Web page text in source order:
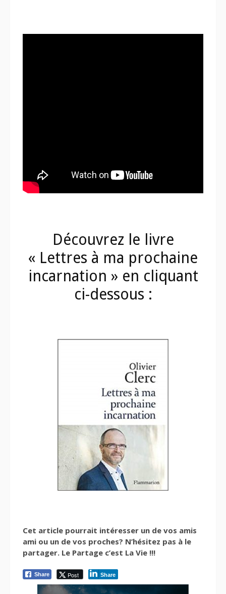
Découvrez le livre
« Lettres à ma prochaine
incarnation » en cliquant
ci-dessous :
Cet article pourrait intéresser un de vos amis
ami ou un de vos proches? N’hésitez pas à le
partager. Le Partage c’est La Vie !!!
Share Post Share